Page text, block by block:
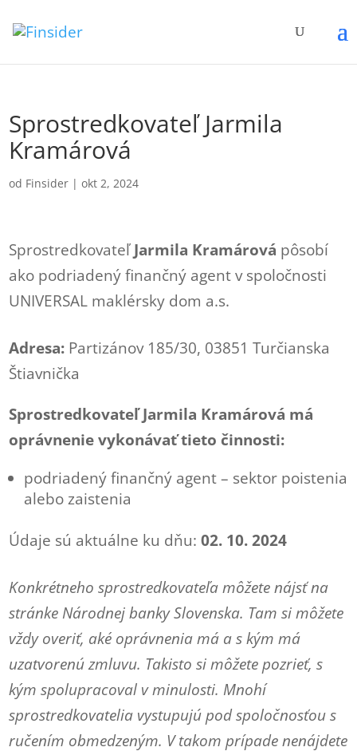
Sprostredkovateľ Jarmila
Kramárová
od Finsider |okt 2, 2024
SprostredkovateľJarmila Kramárová pôsobí
ako podriadený finančný agent v spoločnosti
UNIVERSAL maklérsky dom a.s.
Adresa: Partizánov 185/30, 03851 Turčianska
Štiavnička
Sprostredkovateľ Jarmila Kramárová má
oprávnenie vykonávať tieto činnosti:
podriadený finančný agent – sektor poistenia
alebo zaistenia
Údaje sú aktuálne ku dňu:02. 10. 2024
Konkrétneho sprostredkovateľa môžete nájsť na
stránke Národnej banky Slovenska. Tam si môžete
vždy overiť, aké oprávnenia má a s kým má
uzatvorenú zmluvu. Takisto si môžete pozrieť, s
kým spolupracoval v minulosti. Mnohí
sprostredkovatelia vystupujú pod spoločnosťou s
ručením obmedzeným. V takom prípade nenájdete